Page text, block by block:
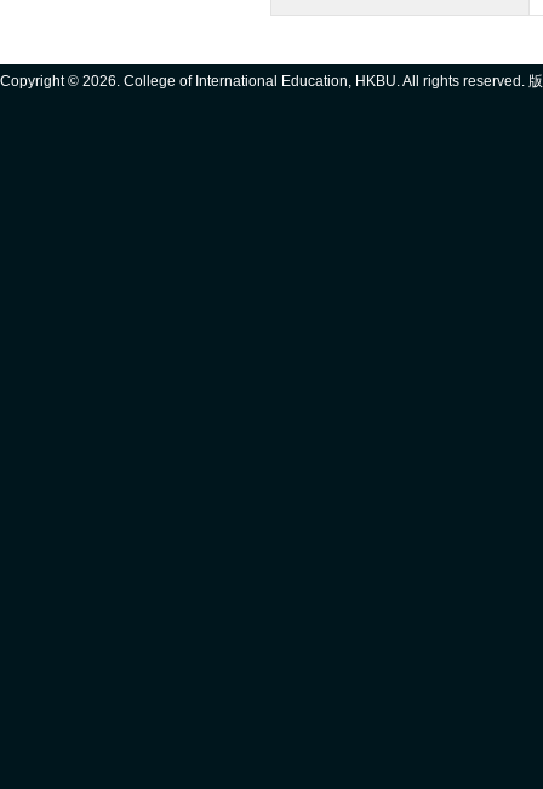
Copyright © 2026. College of International Education, HKBU. All rights reserved.